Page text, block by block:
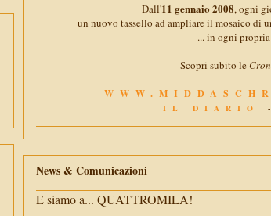
Dall'11 gennaio 2008, ogni
un nuovo tassello ad ampliare il mosaico di
... in ogni
Scopri subito le
IL DIARIO
News & Comunicazioni
E siamo a... QUATTROMILA!